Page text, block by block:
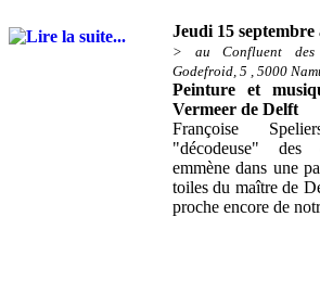
Jeudi 15 septembre
> au Confluent des
Godefroid, 5 , 5000
Peinture et
Vermeer de Delft
Françoise
"décodeuse" des
emmène dans une
toiles du maître de
proche encore de